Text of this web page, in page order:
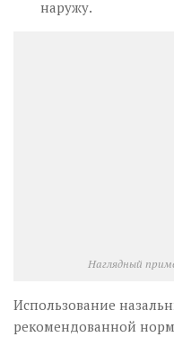
наружу.
Наглядный
Использование
рекомендованной